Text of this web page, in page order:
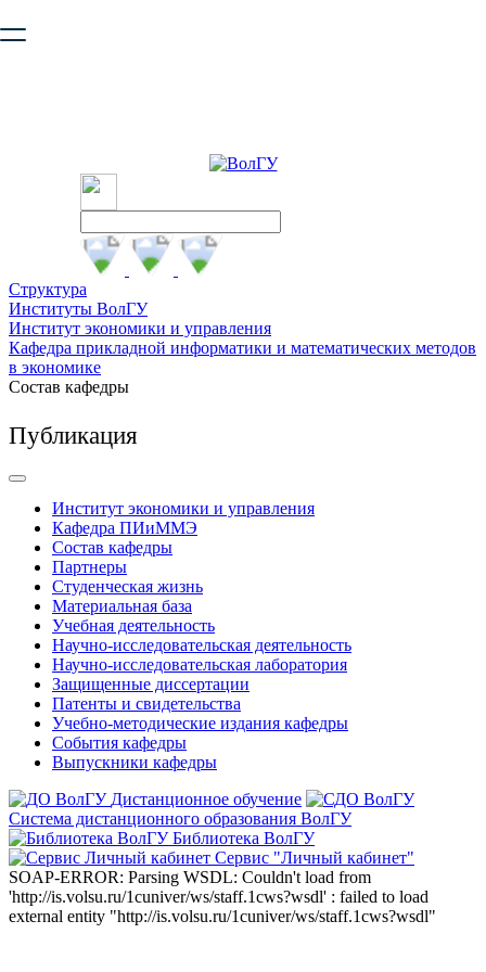
безопасную работу с сайтом. Пожалуйста
Структура
Институты ВолГУ
Институт экономики и управления
Кафедра прикладной информатики и математических методов
в экономике
Состав кафедры
Публикация
Институт экономики и управления
Кафедра ПИиММЭ
Состав кафедры
Партнеры
Студенческая жизнь
Материальная база
Учебная деятельность
Научно-исследовательская деятельность
Научно-исследовательская лаборатория
Защищенные диссертации
Патенты и свидетельства
Учебно-методические издания кафедры
События кафедры
Выпускники кафедры
Дистанционное обучение
Система дистанционного образования ВолГУ
Библиотека ВолГУ
Сервис "Личный кабинет"
SOAP-ERROR: Parsing WSDL: Couldn't load from
'http://is.volsu.ru/1cuniver/ws/staff.1cws?wsdl' : failed to load
external entity "http://is.volsu.ru/1cuniver/ws/staff.1cws?wsdl"